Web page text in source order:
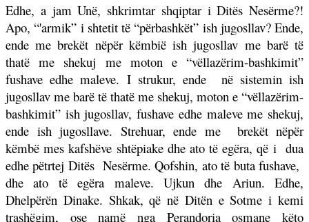
Edhe, a jam Unë, shkrimtar shqiptar i Ditës Nesërme?!
Apo, “'armik” i shtetit të “përbashkët” ish jugosllav? Ende,
ende me brekët nëpër këmbië ish jugosllav me barë të
thatë me shekuj me moton e “vëllazërim-bashkimit”
fushave edhe maleve. I strukur, ende
në sistemin ish
jugosllav me barë të thatë me shekuj, moton e “vëllazërim-
bashkimit” ish jugosllav, fushave edhe maleve me shekuj,
ende ish jugosllave. Strehuar, ende me
brekët nëpër
këmbë mes kafshëve shtëpiake dhe ato të egëra, që i dua
edhe pëtrtej Ditës Nesërme. Qofshin, ato të buta fushave,
dhe ato të egëra maleve. Ujkun dhe Ariun. Edhe,
Dhelpërën Dinake. Shkak, që në Ditën e Sotme i kemi
trashëgim, ose namë nga Perandoria osmane këto